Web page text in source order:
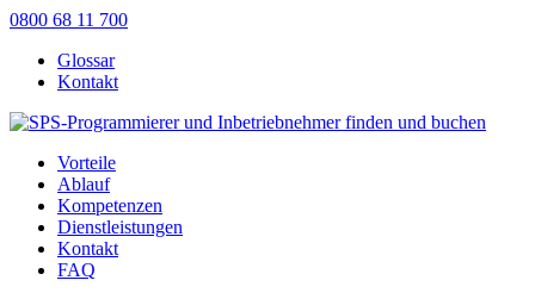
0800 68 11 700
Glossar
Kontakt
Vorteile
Ablauf
Kompetenzen
Dienstleistungen
Kontakt
FAQ